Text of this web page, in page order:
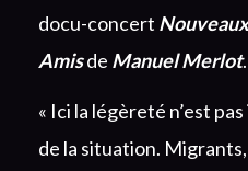
docu-concert
Amisde Manuel Merlot.
« Ici la légèreté n’est
de la situation.